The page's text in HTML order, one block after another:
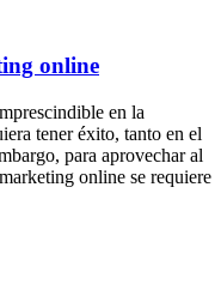
online
en la
tener éxito, tanto en el
para aprovechar al
online se requiere